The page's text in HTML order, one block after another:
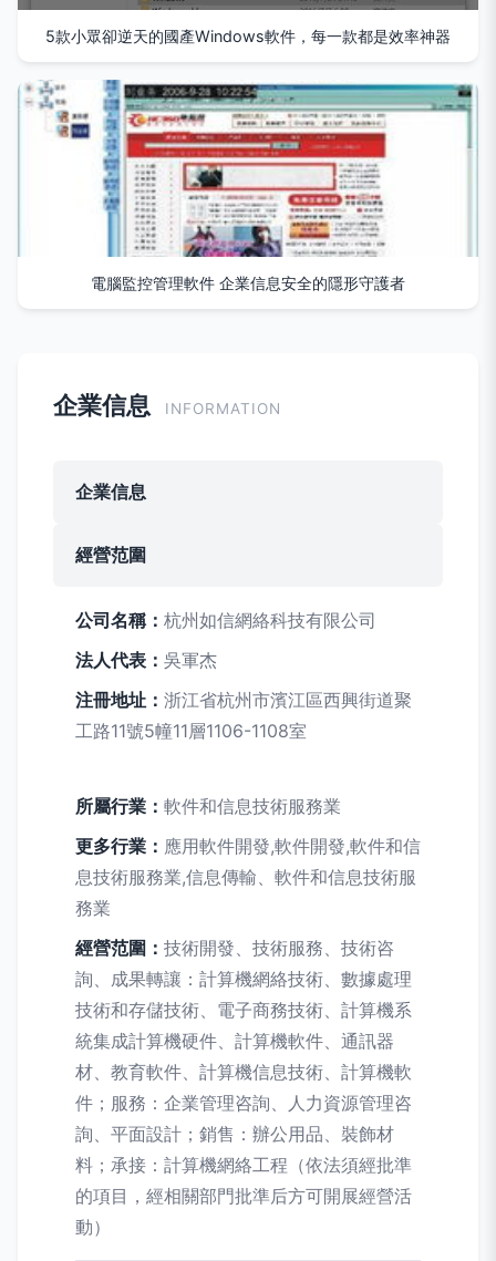
5款小眾卻逆天的國產Windows軟件，每一款都是效率神器
電腦監控管理軟件 企業信息安全的隱形守護者
企業信息 INFORMATION
企業信息
經營范圍
公司名稱： 杭州如信網絡科技有限公司
法人代表： 吳軍杰
注冊地址： 浙江省杭州市濱江區西興街道聚
工路11號5幢11層1106-1108室
所屬行業： 軟件和信息技術服務業
更多行業： 應用軟件開發,軟件開發,軟件和信
息技術服務業,信息傳輸、軟件和信息技術服
務業
經營范圍： 技術開發、技術服務、技術咨
詢、成果轉讓：計算機網絡技術、數據處理
技術和存儲技術、電子商務技術、計算機系
統集成計算機硬件、計算機軟件、通訊器
材、教育軟件、計算機信息技術、計算機軟
件；服務：企業管理咨詢、人力資源管理咨
詢、平面設計；銷售：辦公用品、裝飾材
料；承接：計算機網絡工程（依法須經批準
的項目，經相關部門批準后方可開展經營活
動）